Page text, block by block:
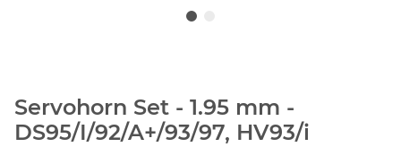
Servohorn Set - 1.95 mm -
DS95/I/92/A+/93/97, HV93/i